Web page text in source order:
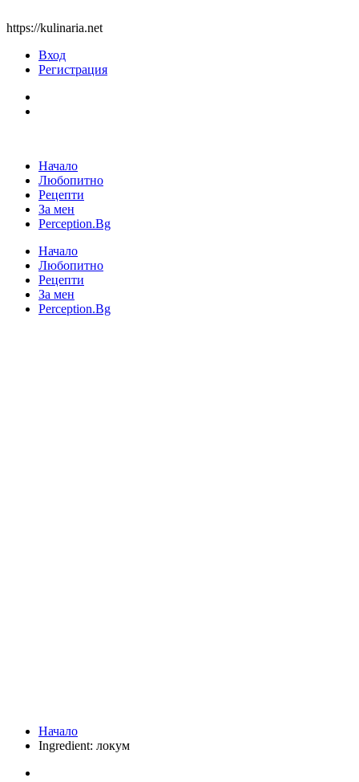
https://kulinaria.net
Вход
Регистрация
Начало
Любопитно
Рецепти
За мен
Perception.Bg
Начало
Любопитно
Рецепти
За мен
Perception.Bg
Начало
Ingredient: локум